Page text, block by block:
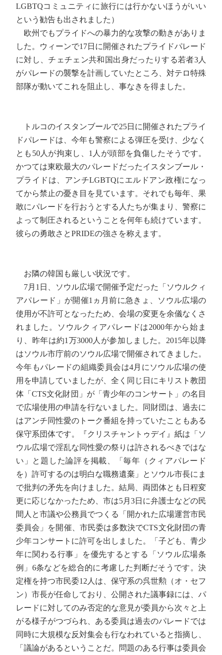
LGBTQコミュニティに旅行には行かないほうがいい
という勧告も出されました）
欧州でもプライドへの暴力的な攻撃の動きがありま
した。ウィーンで17日に開催されたプライドパレード
に対し、チェチェン共和国出身だったりする若者3人
がパレードの襲撃を計画していたところ、対テロ特殊
部隊が動いてこれを阻止し、事なきを得ました。
トルコのイスタンブールで25日に開催されたプライ
ドパレードは、今年も警察による弾圧を受け、少なく
とも50人が拘束し、1人が頭部を負傷したそうです。
かつては東欧最大のパレードだったイスタンブール・
プライドは、アンチLGBTQにエルドアン政権になっ
てから禁止の憂き目を見ています。それでも毎年、果
敢にパレードを行おうとする人たちが集まり、警察に
よって制圧されるということを何年も続けています。
彼らの勇敢さとPRIDEの強さを称えます。
お隣の韓国も厳しい状況です。
7月1日、ソウル広場で開催予定だった「ソウルクィ
アパレード」が開催1ヵ月前に急きょ、ソウル広場の
使用が不許可となったため、会場の変更を余儀なくさ
れました。ソウルクィアパレードは2000年から始ま
り、昨年は約1万3000人が参加しました。2015年以降
はソウル市庁前のソウル広場で開催されてきました。
今年もパレードの組織委員会は4月にソウル広場の使
用を申請していましたが、全く同じ日にキリスト教団
体「CTS文化財団」が「青少年のコンサート」の名目
で広場使用の申請を行ないました。同財団は、過去に
はアンチ同性愛のトーク番組を持っていたこともある
保守系団体です。『クリスチャントゥデイ』紙は「ソ
ウル広場で淫乱な同性愛の祭りは許されるべきではな
い」と題した論評を掲載、「毎年（クィアパレード
を）許可するのは明白な職務遺棄」とソウル市長にま
で批判の矛先を向けました。結局、両団体とも日程変
更に応じなかったため、市は5月3日に弁護士などの民
間人と市議や公務員でつくる「開かれた広場運営市民
委員会」を開催、市民委は多数決でCTS文化財団の青
少年コンサートに許可を出しました。「子ども、青少
年に関わる行事」を優先するとする「ソウル広場条
例」6条などを総合的に考慮した判断だそうです。決
定権を持つ市民委12人は、保守系の呉世勲（オ・セフ
ン）市長が任命しており、公開された議事録には、パ
レードに対してのみ否定的な意見が委員から次々と上
がる様子がつづられ、ある委員は過去のパレードでは
同時に大規模な反対集会も行なわれていると指摘し、
「議論があるということだ。問題のある行事は委員会